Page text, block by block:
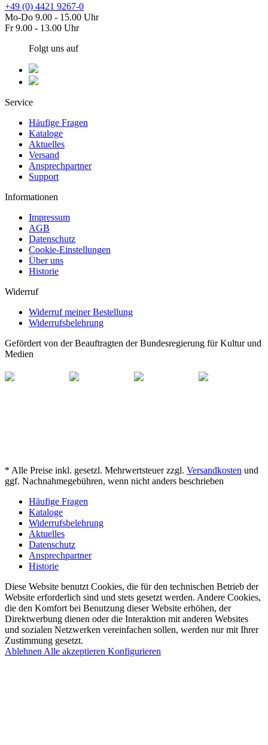
+49 (0) 4421 9267-0
Mo-Do 9.00 - 15.00 Uhr
Fr 9.00 - 13.00 Uhr
Folgt uns auf
Service
Häufige Fragen
Kataloge
Aktuelles
Versand
Ansprechpartner
Support
Informationen
Impressum
AGB
Datenschutz
Cookie-Einstellungen
Über uns
Historie
Widerruf
Widerruf meiner Bestellung
Widerrufsbelehrung
Gefördert von der Beauftragten der Bundesregierung für Kultur und
Medien
* Alle Preise inkl. gesetzl. Mehrwertsteuer zzgl. Versandkosten und
ggf. Nachnahmegebühren, wenn nicht anders beschrieben
Häufige Fragen
Kataloge
Widerrufsbelehrung
Aktuelles
Datenschutz
Ansprechpartner
Historie
Diese Website benutzt Cookies, die für den technischen Betrieb der
Website erforderlich sind und stets gesetzt werden. Andere Cookies,
die den Komfort bei Benutzung dieser Website erhöhen, der
Direktwerbung dienen oder die Interaktion mit anderen Websites
und sozialen Netzwerken vereinfachen sollen, werden nur mit Ihrer
Zustimmung gesetzt.
Ablehnen Alle akzeptieren Konfigurieren